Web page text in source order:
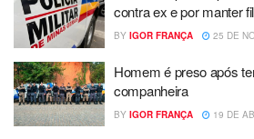
contra ex e por manter
BY IGOR FRANÇA 25 DE
Homem é preso após
companheira
BY IGOR FRANÇA 19 DE